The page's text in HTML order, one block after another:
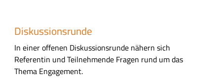
Diskussionsrunde
In einer offenen Diskussionsrunde nähern sich
Referentin und Teilnehmende Fragen rund um das
Thema Engagement.